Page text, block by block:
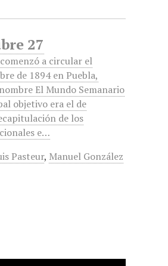
27
a circular el
de 1894 en Puebla,
El Mundo Semanario
objetivo era el de
de los
e…
Pasteur, Manuel González